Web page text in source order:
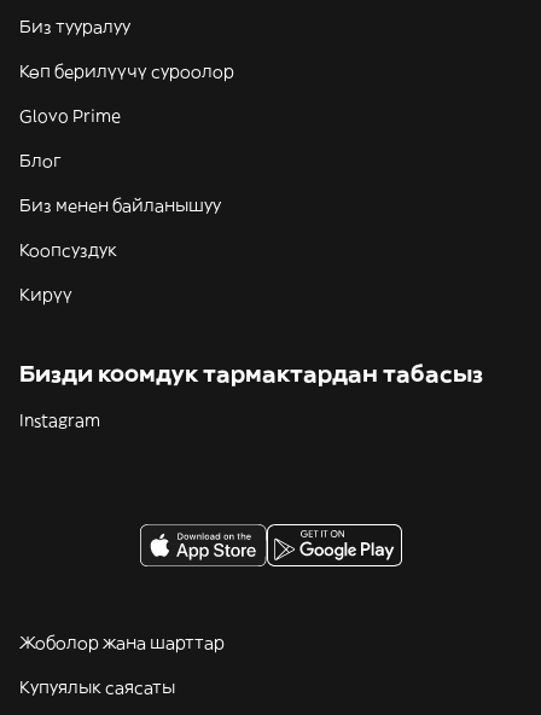
Биз тууралуу
Көп берилүүчү суроолор
Glovo Prime
Блог
Биз менен байланышуу
Коопсуздук
Кирүү
Бизди коомдук тармактардан табасыз
Instagram
Жоболор жана шарттар
Купуялык саясаты